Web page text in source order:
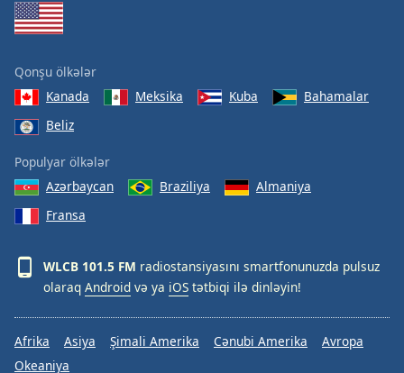
Family
Done
Close
Dialog
dialog
window.
Qonşu ölkələr
Kanada
Meksika Kuba
Bahamalar
Beliz
Populyar ölkələr
Azərbaycan
Braziliya
Almaniya
Fransa
WLCB 101.5 FM radiostansiyasını smartfonunuzda pulsuz
olaraq Android və ya iOS tətbiqi ilə dinləyin!
Afrika Asiya Şimali Amerika Cənubi Amerika
Avropa
Okeaniya